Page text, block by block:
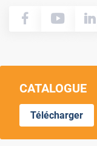
CATALOGUE
Télécharger